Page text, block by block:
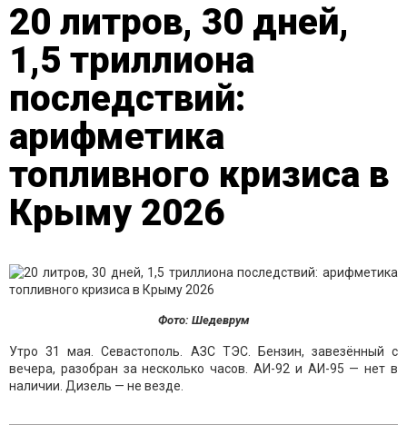
20 литров, 30 дней,
1,5 триллиона
последствий:
арифметика
топливного кризиса в
Крыму 2026
Фото: Шедеврум
Утро 31 мая. Севастополь. АЗС ТЭС. Бензин, завезённый с
вечера, разобран за несколько часов. АИ-92 и АИ-95 — нет в
наличии. Дизель — не везде.